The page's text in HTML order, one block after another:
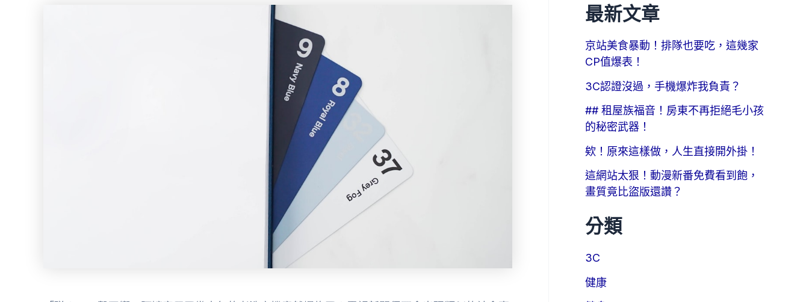
最新文章
京站美食暴動！排隊也要吃，這幾家
CP值爆表！
3C認證沒過，手機爆炸我負責？
## 租屋族福音！房東不再拒絕毛小孩
的秘密武器！
欸！原來這樣做，人生直接開外掛！
這網站太狠！動漫新番免費看到飽，
畫質竟比盜版還讚？
分類
3C
健康